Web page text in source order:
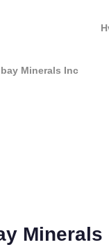
Minerals Inc
Minerals